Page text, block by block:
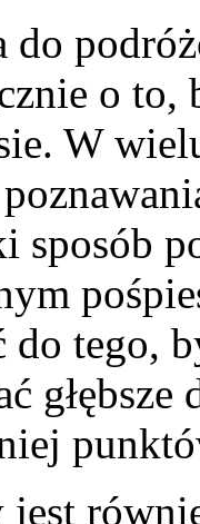
do
o
W
sposób
do tego,
jest